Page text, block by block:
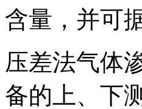
含量，并可
压差法气体
备的上、下